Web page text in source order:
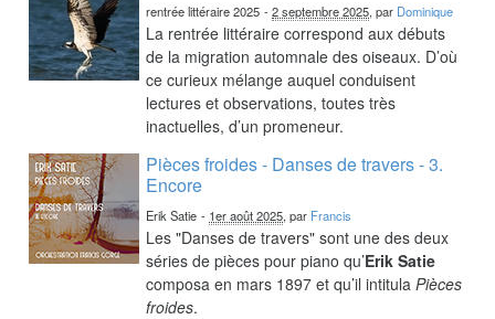
rentrée littéraire 2025 -2 septembre 2025, par Dominique
La rentrée littéraire correspond aux débuts
de la migration automnale des oiseaux. D’où
ce curieux mélange auquel conduisent
lectures et observations, toutes très
inactuelles, d’un promeneur.
Pièces froides - Danses de travers - 3.
Encore
Erik Satie - 1er août 2025, par Francis
Les "Danses de travers" sont une des deux
séries de pièces pour piano qu’Erik Satie
composa en mars 1897 et qu’il intitulaPièces
froides.